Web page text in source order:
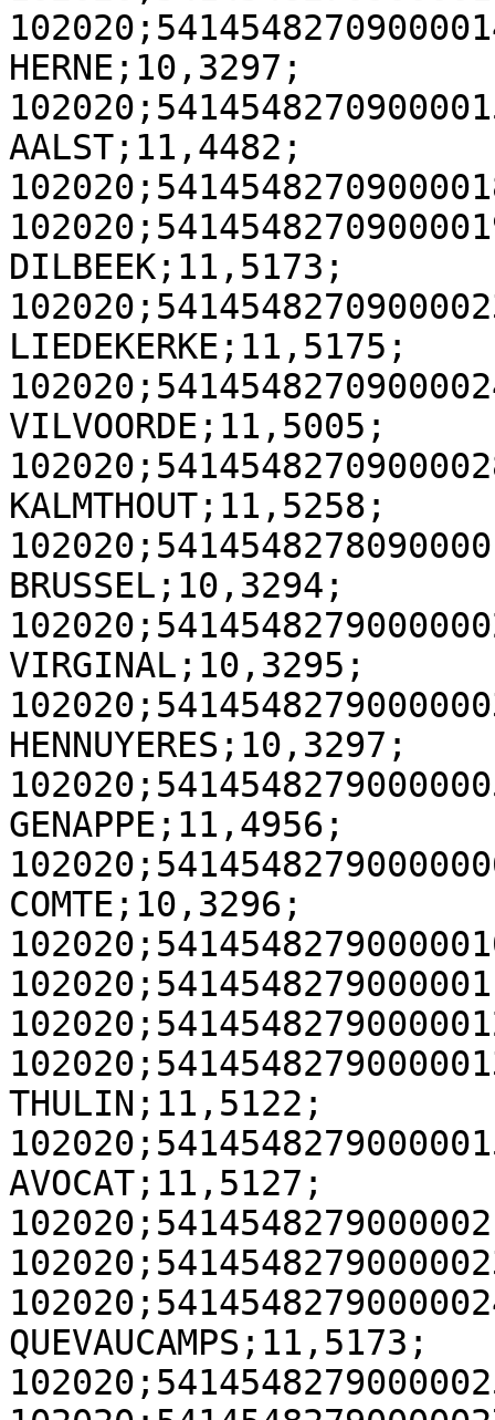
HERNE;10,3297;
AALST;11,4482;
DILBEEK;11,5173;
LIEDEKERKE;11,5175;
VILVOORDE;11,5005;
KALMTHOUT;11,5258;
BRUSSEL;10,3294;
VIRGINAL;10,3295;
HENNUYERES;10,3297;
GENAPPE;11,4956;
COMTE;10,3296;
THULIN;11,5122;
AVOCAT;11,5127;
QUEVAUCAMPS;11,5173;